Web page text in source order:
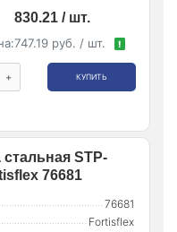
830.21 / шт.
747.19 руб. / шт. !
+ КУПИТЬ
стальная STP-
76681
76681
Fortisflex